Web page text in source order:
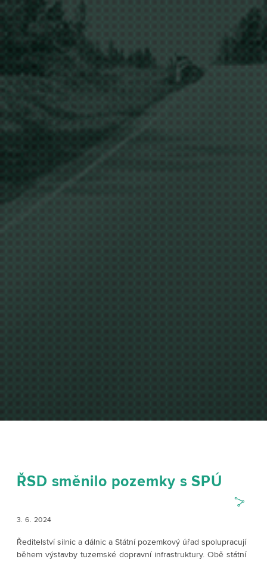
ŘSD směnilo pozemky s SPÚ
3. 6. 2024
Ředitelství silnic a dálnic a Státní pozemkový úřad spolupracují
během výstavby tuzemské dopravní infrastruktury. Obě státní